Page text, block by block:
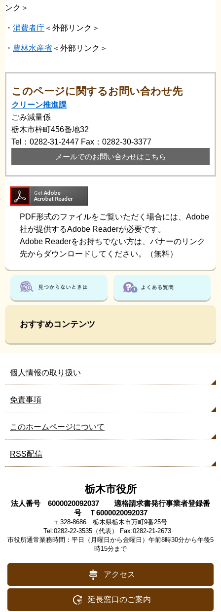
ンク＞
・ 消費者庁 ＜外部リンク＞
・ 農林水産省 ＜外部リンク＞
このページに関するお問い合わせ先
クリーン推進課
ごみ減量係
栃木市梓町456番地32
Tel：0282-31-2447 Fax：0282-30-3377
メールでのお問い合わせはこちら
PDF形式のファイルをご覧いただく場合には、Adobe
社が提供するAdobe Readerが必要です。
Adobe Readerをお持ちでない方は、バナーのリンク
先からダウンロードしてください。（無料）
おすすめコンテンツ
個人情報の取り扱い
免責事項
このホームページについて
RSS配信
栃木市役所
法人番号 6000020092037 適格請求書発行事業者登録番
号 Ｔ6000020092037
〒328-8686 栃木県栃木市万町9番25号
Tel:0282-22-3535（代表） Fax:0282-21-2673
市役所通常業務時間：平日（月曜日から金曜日）午前8時30分から午後5
時15分まで
アクセス
延長窓口のご案内